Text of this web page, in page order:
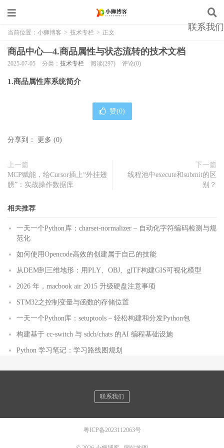
联系我们
当前位置： 小狮博客 > 技术专栏 > 正文
商品中心—4.商品属性与状态流转的技术文档
2025-07-05 分类： 技术专栏 阅读(297) 评论(0)
1.商品属性库系统简介
赞(0)
分享到： 更多 (0)
上一篇
MCP赋能，给Cursor插上“外挂翅
膀”：实战操作数据库
下一篇
线程池中execute和submit的区
别？
相关推荐
一天一个Python库：charset-normalizer – 自动化字符编码检测与规
范化
如何使用Opencode高效的创建属于自己的技能
从DEM到三维地形：用PLY、OBJ、glTF构建GIS可视化模型
2026 年，macbook air 2015 升级硬盘注意事项
STM32之控制变量与函数的存储位置
一天一个Python库：setuptools – 轻松构建和分发Python包
构建基于 cc-switch 与 sdcb/chats 的AI 编程基础设施
Python 学习笔记：学习路线图规划
联系我们
粤ICP备2023112063号